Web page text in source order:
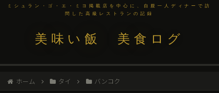
ミシュラン・ゴ・エ・ミヨ掲載店を中心に、自腹一人ディナーで訪
問した高級レストランの記録
美味い飯 美食ログ
ホーム タイ バンコク